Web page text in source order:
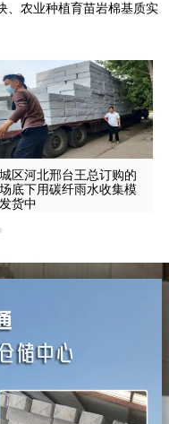
、农业种植育苗岩棉基质实
区河北邢台王总订购的
底下用碳纤雨水收集模
货中